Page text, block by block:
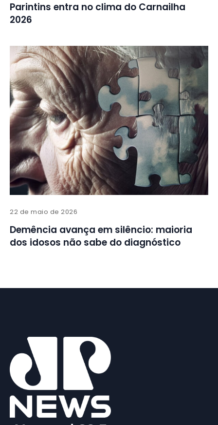
Parintins entra no clima do Carnailha
2026
22 de maio de 2026
Demência avança em silêncio: maioria
dos idosos não sabe do diagnóstico